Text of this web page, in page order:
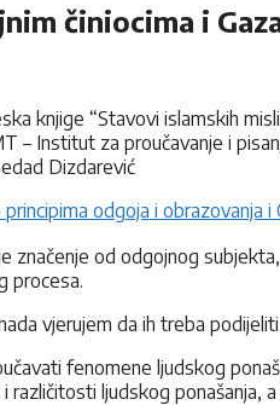
činiocima i
knjige “Stavovi islamskih
– Institut za proučavanje i
Dizdarević
odgoja i obrazovanja i
značenje od odgojnog
procesa.
vjerujem da ih treba
fenomene ljudskog
ljudskog ponašanja,